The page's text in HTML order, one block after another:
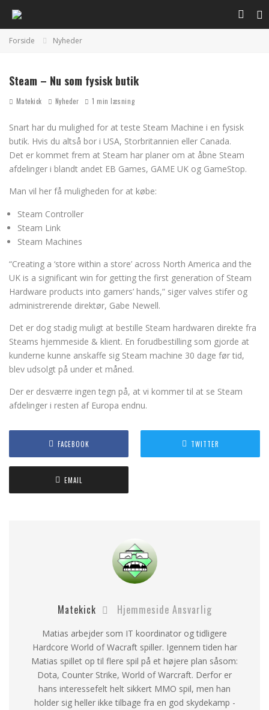
Forside Nyheder
Steam – Nu som fysisk butik
Matekick Nyheder 1 min læsning
Snart har du mulighed for at teste Steam Machine i en fysisk
butik. Hvis du altså bor i USA, Storbritannien eller Canada.
Det er kommet frem at Steam har planer om at åbne Steam
afdelinger i blandt andet EB Games, GAME UK og GameStop.
Man vil her få muligheden for at købe:
Steam Controller
Steam Link
Steam Machines
“Creating a ‘store within a store’ across North America and the
UK is a significant win for getting the first generation of Steam
Hardware products into gamers’ hands,” siger valves stifer og
administrerende direktør, Gabe Newell.
Det er dog stadig muligt at bestille Steam hardwaren direkte fra
Steams hjemmeside & klient. En forudbestilling som gjorde at
kunderne kunne anskaffe sig Steam machine 30 dage før tid,
blev udsolgt på under et måned.
Der er desværre ingen tegn på, at vi kommer til at se Steam
afdelinger i resten af Europa endnu.
FACEBOOK TWITTER
EMAIL
Matekick Hjemmeside Ansvarlig
Matias arbejder som IT koordinator og tidligere
Hardcore World of Wacraft spiller. Igennem tiden har
Matias spillet op til flere spil på et højere plan såsom:
Dota, Counter Strike, World of Warcraft. Derfor er
hans interessefelt helt sikkert MMO spil, men han
holder sig heller ikke tilbage fra en god skydekamp -